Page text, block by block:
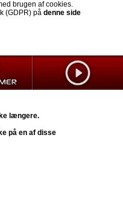
brugen af cookies.
(GDPR) på denne side
længere.
på en af disse